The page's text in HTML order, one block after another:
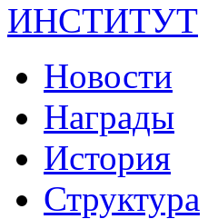
ИНСТИТУТ
Новости
Награды
История
Структура